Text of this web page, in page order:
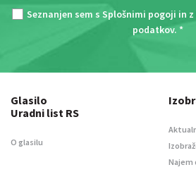
Seznanjen sem s Splošnimi pogoji in z
podatkov. *
Glasilo
Uradni list RS
O glasilu
Najem